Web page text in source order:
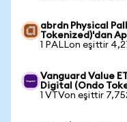
abrdn Physical
Tokenized)'dan
1 PALLon eşittir
Vanguard Value
Digital (Ondo
1 VTVon eşittir